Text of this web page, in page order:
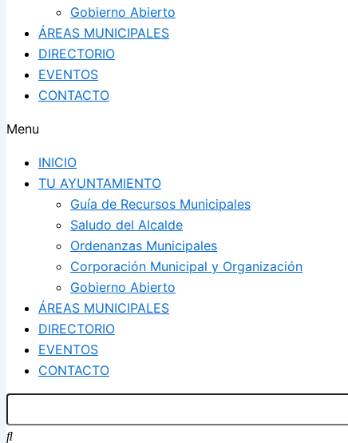
Gobierno Abierto
ÁREAS MUNICIPALES
DIRECTORIO
EVENTOS
CONTACTO
Menu
INICIO
TU AYUNTAMIENTO
Guía de Recursos Municipales
Saludo del Alcalde
Ordenanzas Municipales
Corporación Municipal y Organización
Gobierno Abierto
ÁREAS MUNICIPALES
DIRECTORIO
EVENTOS
CONTACTO